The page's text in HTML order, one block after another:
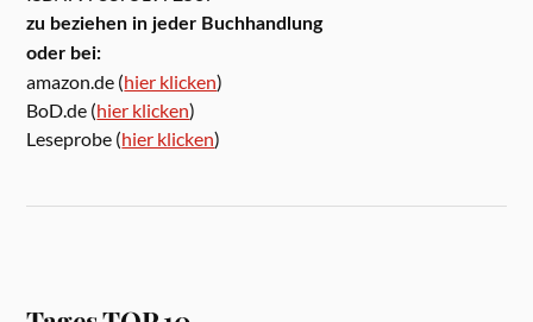
zu beziehen in jeder Buchhandlung
oder bei:
amazon.de (hier klicken)
BoD.de (hier klicken)
Leseprobe (hier klicken)